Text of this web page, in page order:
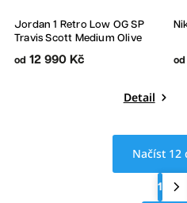
Jordan 1 Retro Low OG SP
Travis Scott Medium Olive
od 12 990 Kč
Detail
od
Načíst 12
1